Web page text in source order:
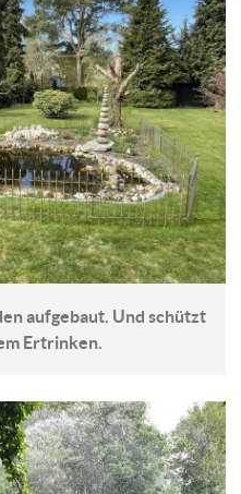
aufgebaut. Und schützt
Ertrinken.